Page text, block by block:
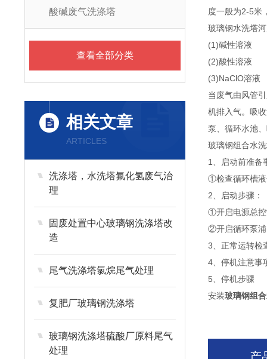
酸碱废气洗涤塔
查看全部分类
相关文章
ARTICLES
洗涤塔，水洗塔氟化氢废气治
理
固废处置中心玻璃钢洗涤塔改
造
尾气洗涤塔氯烷尾气处理
复肥厂玻璃钢洗涤塔
玻璃钢洗涤塔硫酸厂原料尾气
处理
度一般为2-5米
玻璃钢水洗塔
(1)碱性溶液
(2)酸性溶液
(3)NaClO溶液
当废气由风管
机排入气。吸
泵、循环水池
玻璃钢组合水
1、启动前准备
①检查循环槽液
2、启动步骤：
①开启电源总
②开启循环泵浦
3、正常运转检
4、停机注意事
5、停机步骤
安装玻璃钢组